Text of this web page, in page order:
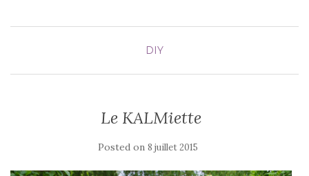
DIY
Le KALMiette
Posted on 8 juillet 2015